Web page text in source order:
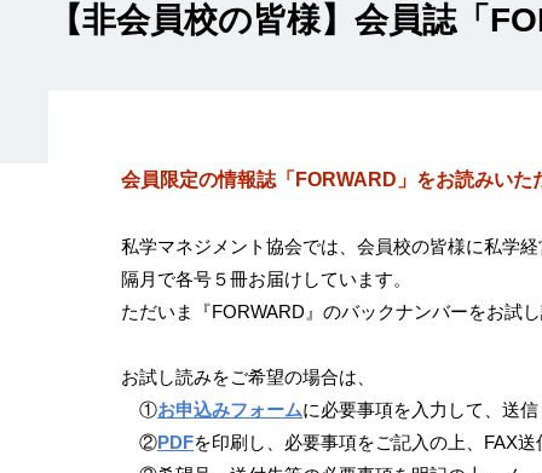
【非会員校の皆様】会員誌「
会員限定の情報誌「FORWARD」をお読みいた
私学マネジメント協会では、会員校の皆様に私学
隔月で各号５冊お届けしています。
ただいま『FORWARD』のバックナンバーをお試
お試し読みをご希望の場合は、
①お申込みフォームに必要事項を入力して、送信
②PDFを印刷し、必要事項をご記入の上、FAX送